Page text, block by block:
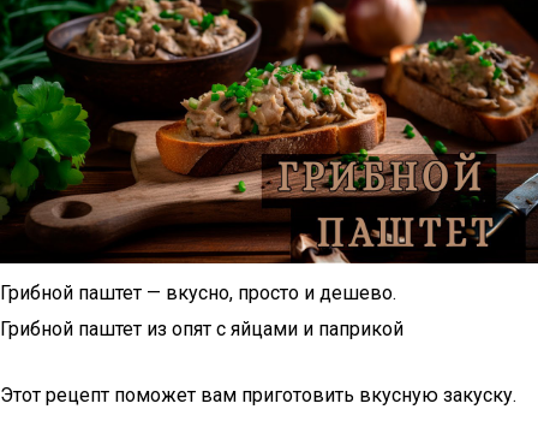
Грибной паштет — вкусно, просто и дешево.
Грибной паштет из опят с яйцами и паприкой
Этот рецепт поможет вам приготовить вкусную закуску.